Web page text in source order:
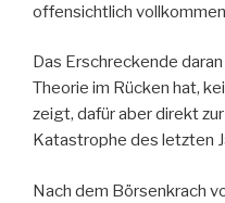
offensichtlich
Das Erschreckende
Theorie im Rücken hat,
zeigt, dafür aber direkt
Katastrophe des letzten
Nach dem Börsenkrach